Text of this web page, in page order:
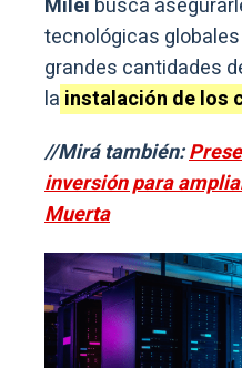
Milei busca
tecnológicas
grandes cantidades
la instalación de los
//Mirá también:
inversión para
Muerta